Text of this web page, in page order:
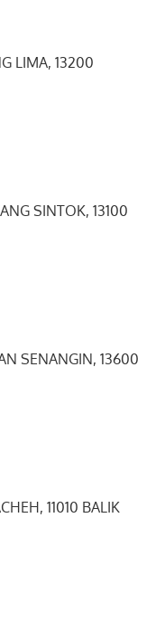
LIMA, 13200
SINTOK, 13100
SENANGIN, 13600
11010 BALIK